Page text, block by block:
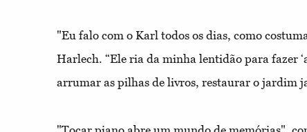
"Eu falo com o Karl todos os dias, como
Harlech. “Ele ria da minha lentidão para fazer
arrumar as pilhas de livros, restaurar o jardim